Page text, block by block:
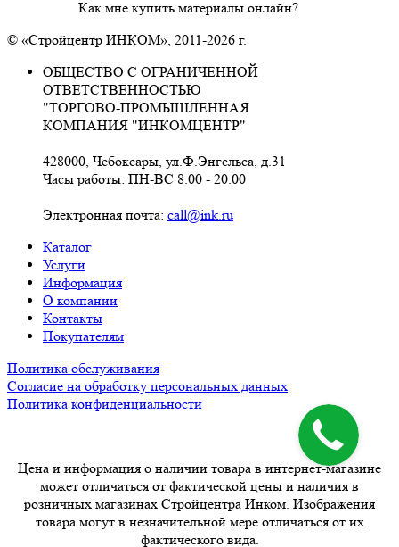
Как мне купить материалы онлайн?
© «Стройцентр ИНКОМ», 2011-2026 г.
ОБЩЕСТВО С ОГРАНИЧЕННОЙ
ОТВЕТСТВЕННОСТЬЮ
"ТОРГОВО-ПРОМЫШЛЕННАЯ
КОМПАНИЯ "ИНКОМЦЕНТР"
428000, Чебоксары, ул.Ф.Энгельса, д.31
Часы работы: ПН-ВС 8.00 - 20.00
Электронная почта: call@ink.ru
Каталог
Услуги
Информация
О компании
Контакты
Покупателям
Политика обслуживания
Согласие на обработку персональных данных
Политика конфиденциальности
Цена и информация о наличии товара в интернет-магазине
может отличаться от фактической цены и наличия в
розничных магазинах Стройцентра Инком. Изображения
товара могут в незначительной мере отличаться от их
фактического вида.